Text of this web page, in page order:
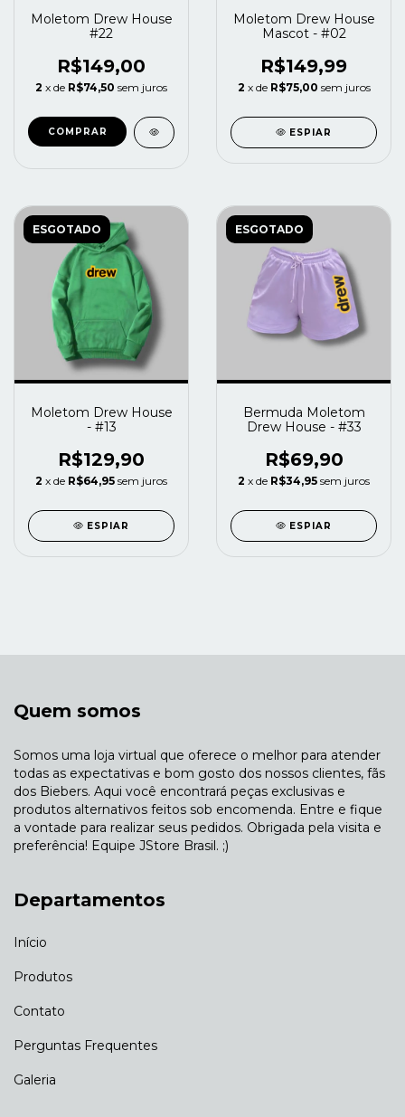
Moletom Drew House
#22
R$149,00
2 x de R$74,50 sem juros
COMPRAR
Moletom Drew House
Mascot - #02
R$149,99
2 x de R$75,00 sem juros
ESPIAR
ESGOTADO
Moletom Drew House
- #13
R$129,90
2 x de R$64,95 sem juros
ESPIAR
ESGOTADO
Bermuda Moletom
Drew House - #33
R$69,90
2 x de R$34,95 sem juros
ESPIAR
Quem somos
Somos uma loja virtual que oferece o melhor para atender
todas as expectativas e bom gosto dos nossos clientes, fãs
dos Biebers. Aqui você encontrará peças exclusivas e
produtos alternativos feitos sob encomenda. Entre e fique
a vontade para realizar seus pedidos. Obrigada pela visita e
preferência! Equipe JStore Brasil. ;)
Departamentos
Início
Produtos
Contato
Perguntas Frequentes
Galeria